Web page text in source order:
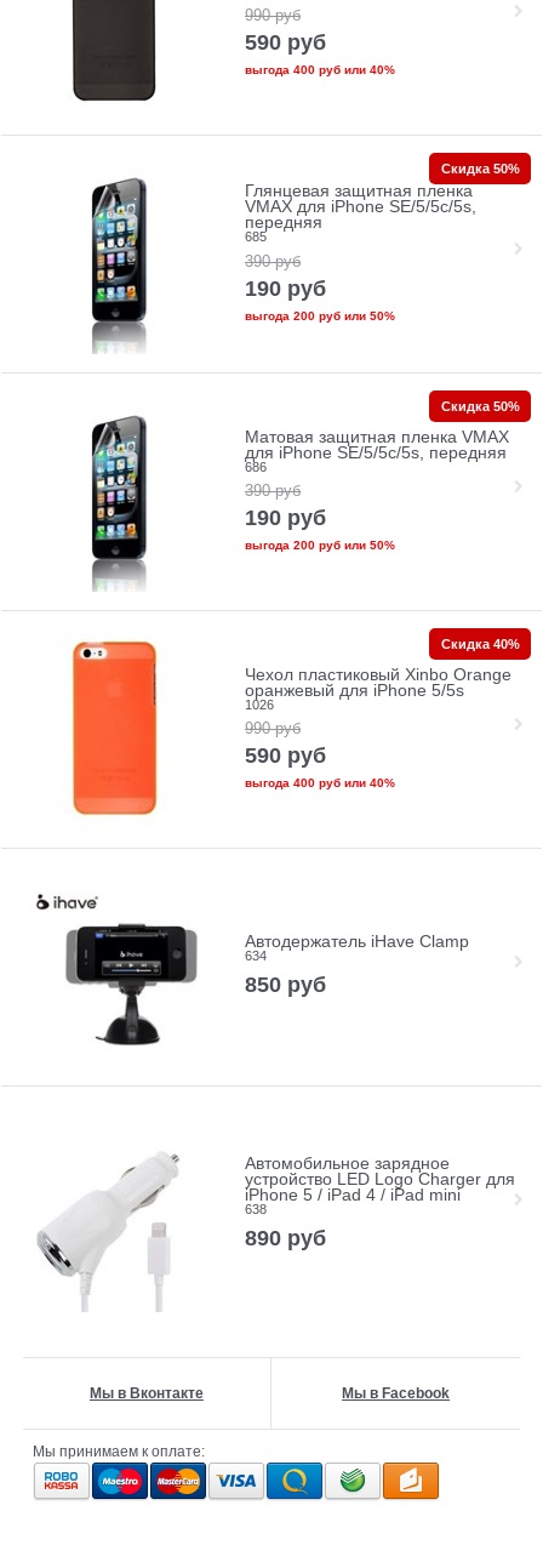
990 руб
590 руб
выгода 400 рубили 40%
Глянцевая защитная пленка
VMAX для iPhone SE/5/5c/5s,
передняя
685
390 руб
190 руб
выгода 200 рубили 50%
Скидка 50%
Матовая защитная пленка VMAX
для iPhone SE/5/5c/5s, передняя
686
390 руб
190 руб
выгода 200 рубили 50%
Скидка 50%
Чехол пластиковый Xinbo Orange
оранжевый для iPhone 5/5s
1026
990 руб
590 руб
выгода 400 рубили 40%
Скидка 40%
Автодержатель iHave Clamp
634
850 руб
Автомобильное зарядное
устройство LED Logo Charger для
iPhone 5 / iPad 4 / iPad mini
638
890 руб
Мы в Вконтакте Мы в Facebook
Мы принимаем к оплате: